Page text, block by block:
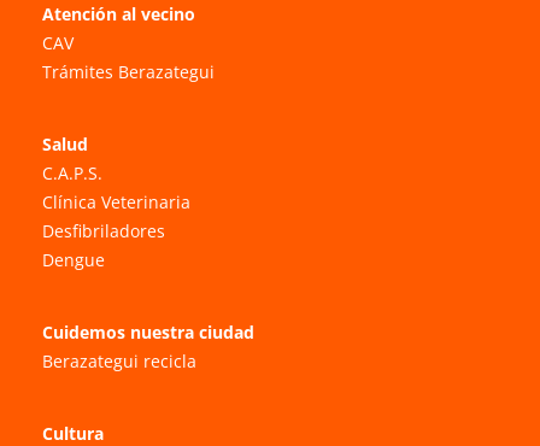
Atención al vecino
CAV
Trámites Berazategui
Salud
C.A.P.S.
Clínica Veterinaria
Desfibriladores
Dengue
Cuidemos nuestra ciudad
Berazategui recicla
Cultura